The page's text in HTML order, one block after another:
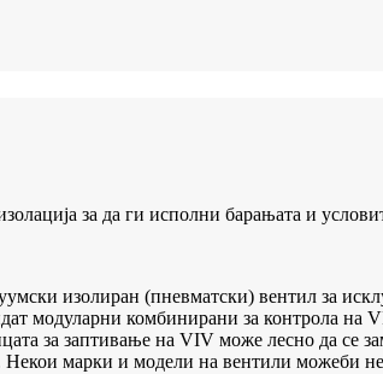
за да ги исполни барањата и
изолиран (пневматски) вентил за
модуларни комбинирани за контрола на
за заптивање на VIV може лесно да се
марки и модели на вентили можеби